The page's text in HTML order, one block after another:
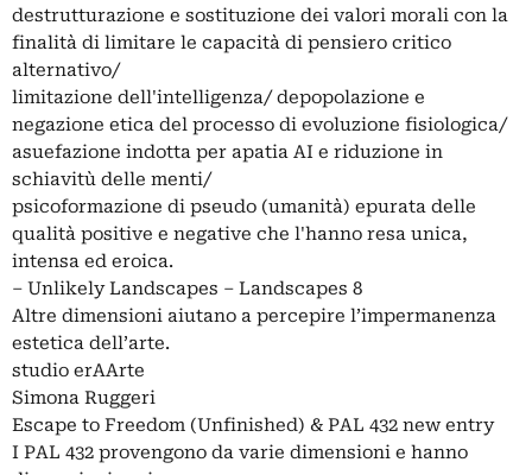
destrutturazione e sostituzione dei valori morali con la
finalità di limitare le capacità di pensiero critico
alternativo/
limitazione dell'intelligenza/ depopolazione e
negazione etica del processo di evoluzione fisiologica/
asuefazione indotta per apatia AI e riduzione in
schiavitù delle menti/
psicoformazione di pseudo (umanità) epurata delle
qualità positive e negative che l'hanno resa unica,
intensa ed eroica.
– Unlikely Landscapes – Landscapes 8
Altre dimensioni aiutano a percepire l’impermanenza
estetica dell’arte.
studio erAArte
Simona Ruggeri
Escape to Freedom (Unfinished) & PAL 432 new entry
I PAL 432 provengono da varie dimensioni e hanno